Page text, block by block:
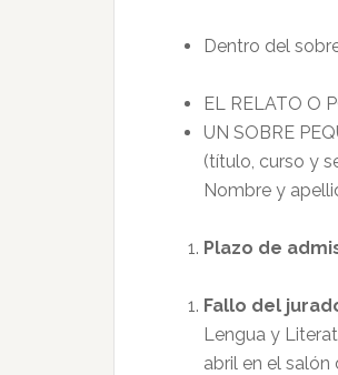
Dentro del
EL RELATO O
UN SOBRE
(título, curso y
Nombre y
Plazo de
Fallo del
Lengua y
abril en el